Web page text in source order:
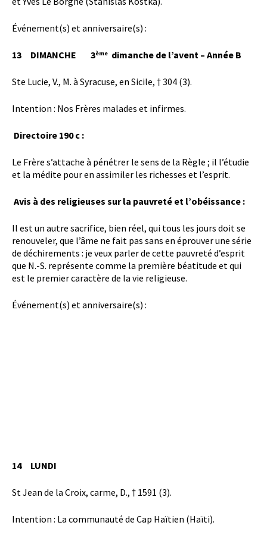
Événement(s) et anniversaire(s) :
13 DIMANCHE 3ème dimanche de l’avent – Année B
Ste Lucie, V., M. à Syracuse, en Sicile, † 304 (3).
Intention : Nos Frères malades et infirmes.
Directoire 190 c :
Le Frère s’attache à pénétrer le sens de la Règle ; il l’étudie
et la médite pour en assimiler les richesses et l’esprit.
Avis à des religieuses sur la pauvreté et l’obéissance :
Il est un autre sacrifice, bien réel, qui tous les jours doit se
renouveler, que l’âme ne fait pas sans en éprouver une série
de déchirements : je veux parler de cette pauvreté d’esprit
que N.-S. représente comme la première béatitude et qui
est le premier caractère de la vie religieuse.
Événement(s) et anniversaire(s) :
14 LUNDI
St Jean de la Croix, carme, D., † 1591 (3).
Intention : La communauté de Cap Haïtien (Haïti).